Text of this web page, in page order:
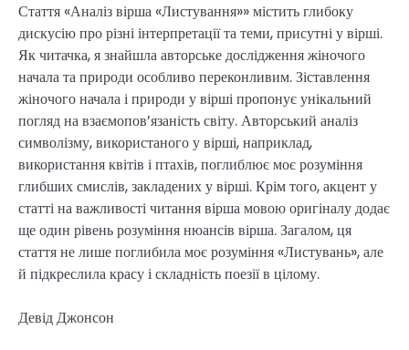
Стаття «Аналіз вірша «Листування»» містить глибоку
дискусію про різні інтерпретації та теми, присутні у вірші.
Як читачка, я знайшла авторське дослідження жіночого
начала та природи особливо переконливим. Зіставлення
жіночого начала і природи у вірші пропонує унікальний
погляд на взаємопов’язаність світу. Авторський аналіз
символізму, використаного у вірші, наприклад,
використання квітів і птахів, поглиблює моє розуміння
глибших смислів, закладених у вірші. Крім того, акцент у
статті на важливості читання вірша мовою оригіналу додає
ще один рівень розуміння нюансів вірша. Загалом, ця
стаття не лише поглибила моє розуміння «Листувань», але
й підкреслила красу і складність поезії в цілому.
Девід Джонсон